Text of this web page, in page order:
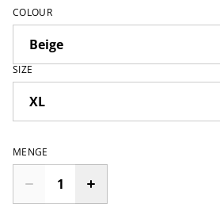
COLOUR
SIZE
MENGE